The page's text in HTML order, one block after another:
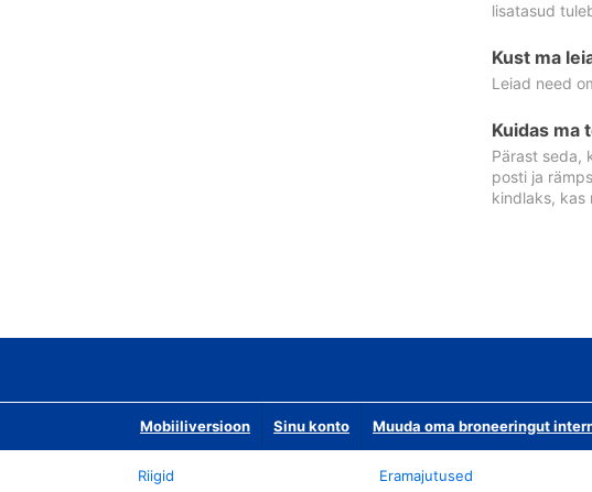
lisatasud
Kust ma
Leiad need
Kuidas ma
Pärast seda,
posti ja
kindlaks, kas
Mobiiliversioon Sinu konto Muuda oma broneeringut
Riigid
Eramajutused